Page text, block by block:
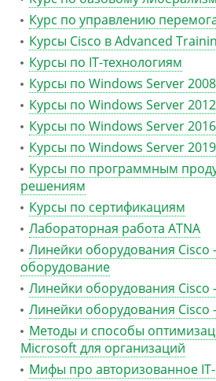
Курс по управлению
Курсы Cisco в Advanced
Курсы по IT-технологиям
Курсы по Windows Server
Курсы по Windows Server
Курсы по Windows Server 2016
Курсы по Windows Server 2019
Курсы по программным
решениям
Курсы по сертификациям
Лабораторная работа ATNA
Линейки оборудования Cisco
оборудование
Линейки оборудования Cisco
Линейки оборудования
Методы и способы
Microsoft для организаций
Мифы про авторизованное